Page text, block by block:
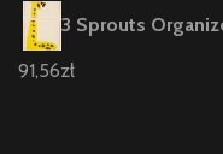
3 Sprouts
91,56zł